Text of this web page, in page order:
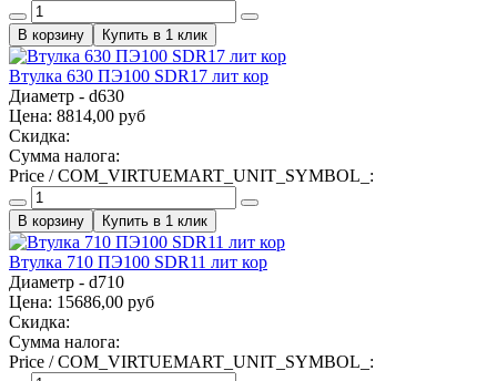
Купить в 1 клик
Втулка 630 ПЭ100 SDR17 лит кор
Диаметр - d630
Цена: 8814,00 руб
Скидка:
Сумма налога:
Price / COM_VIRTUEMART_UNIT_SYMBOL_:
Купить в 1 клик
Втулка 710 ПЭ100 SDR11 лит кор
Диаметр - d710
Цена: 15686,00 руб
Скидка:
Сумма налога:
Price / COM_VIRTUEMART_UNIT_SYMBOL_: